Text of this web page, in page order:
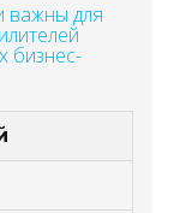
важны для
бизнес-